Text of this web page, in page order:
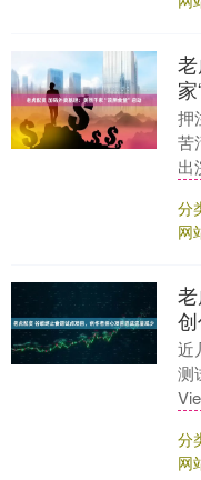
押
苦
出
投
分
网
近
测
分
网